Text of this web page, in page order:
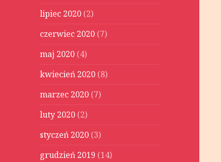
lipiec 2020 (2)
czerwiec 2020 (7)
maj 2020 (4)
kwiecień 2020 (8)
marzec 2020 (7)
luty 2020 (2)
styczeń 2020 (3)
grudzień 2019 (14)